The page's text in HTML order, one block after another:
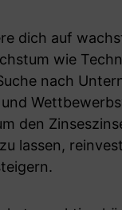
dich auf
wie
nach
den
lassen,